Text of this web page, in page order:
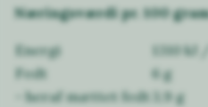
Næringsværdi pr. 100
Energi
1310 kJ
Fedt
6 g
- heraf mættet fedt 3,9 g